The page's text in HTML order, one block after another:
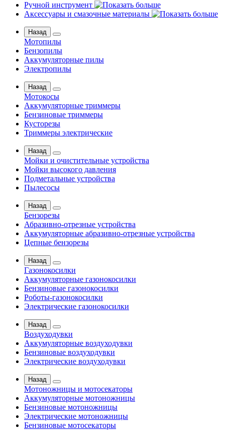
Ручной инструмент
Аксессуары и смазочные материалы
Назад
Мотопилы
Бензопилы
Аккумуляторные пилы
Электропилы
Назад
Мотокосы
Аккумуляторные триммеры
Бензиновые триммеры
Кусторезы
Триммеры электрические
Назад
Мойки и очистительные устройства
Мойки высокого давления
Подметальные устройства
Пылесосы
Назад
Бензорезы
Абразивно-отрезные устройства
Аккумуляторные абразивно-отрезные устройства
Цепные бензорезы
Назад
Газонокосилки
Аккумуляторные газонокосилки
Бензиновые газонокосилки
Роботы-газонокосилки
Электрические газонокосилки
Назад
Воздуходувки
Аккумуляторные воздуходувки
Бензиновые воздуходувки
Электрические воздуходувки
Назад
Мотоножницы и мотосекаторы
Аккумуляторные мотоножницы
Бензиновые мотоножницы
Электрические мотоножницы
Бензиновые мотосекаторы